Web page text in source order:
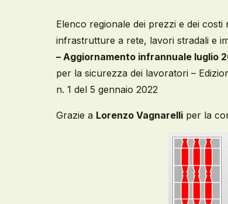
Elenco regionale dei prezzi e dei
infrastrutture a rete, lavori stradali e
– Aggiornamento infrannuale luglio
per la sicurezza dei lavoratori –
n. 1 del 5 gennaio 2022
Grazie a Lorenzo Vagnarelli per la